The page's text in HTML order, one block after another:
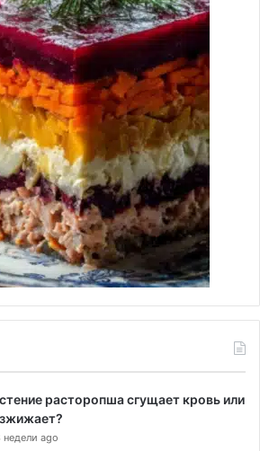
расторопша сгущает кровь или
недели ago